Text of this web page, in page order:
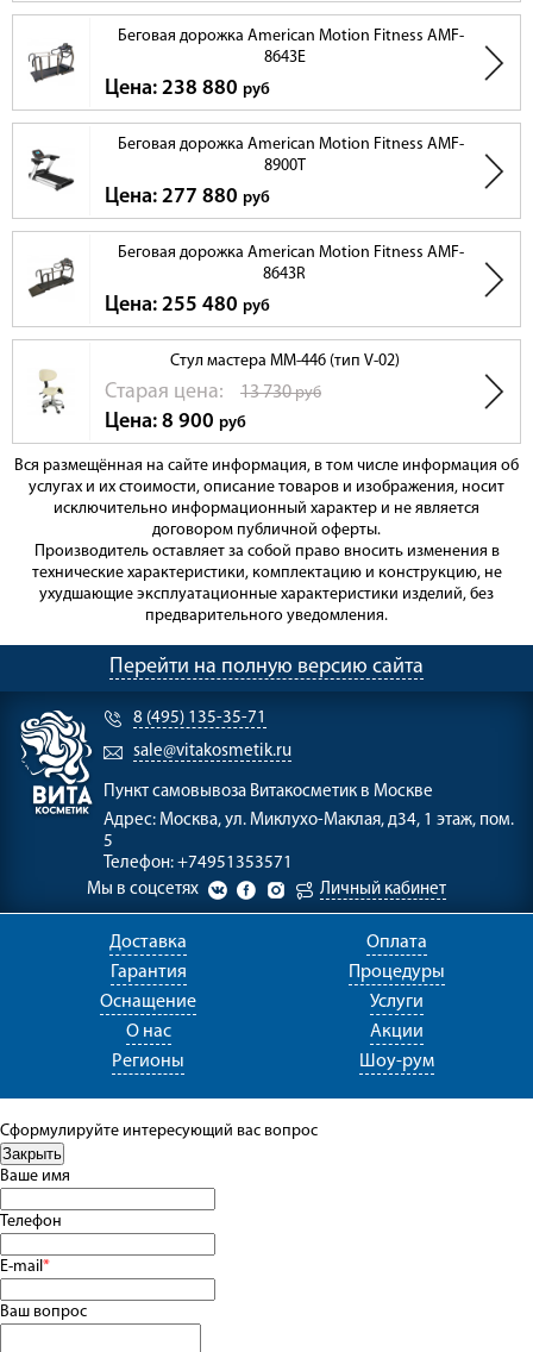
Беговая дорожка American Motion Fitness AMF-
8643E
Цена: 238 880 руб
Беговая дорожка American Motion Fitness AMF-
8900T
Цена: 277 880 руб
Беговая дорожка American Motion Fitness AMF-
8643R
Цена: 255 480 руб
Стул мастера ММ-446 (тип V-02)
Cтарая цена: 13 730руб
Цена: 8 900 руб
Вся размещённая на сайте информация, в том числе информация об
услугах и их стоимости, описание товаров и изображения, носит
исключительно информационный характер и не является
договором публичной оферты.
Производитель оставляет за собой право вносить изменения в
технические характеристики, комплектацию и конструкцию, не
ухудшающие эксплуатационные характеристики изделий, без
предварительного уведомления.
Перейти на полную версию сайта
8 (495) 135-35-71
sale@vitakosmetik.ru
Пункт самовывоза Витакосметик в Москве
Адрес: Москва, ул. Миклухо-Маклая, д34, 1 этаж, пом.
5
Телефон: +74951353571
Мы в соцсетях
Личный кабинет
Доставка
Оплата
Гарантия
Процедуры
Оснащение
Услуги
О нас
Акции
Регионы
Шоу-рум
Сформулируйте интересующий вас вопрос
Ваше имя
Телефон
E-mail*
Ваш вопрос